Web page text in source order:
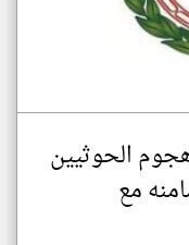
هجوم الحوثيين
مع